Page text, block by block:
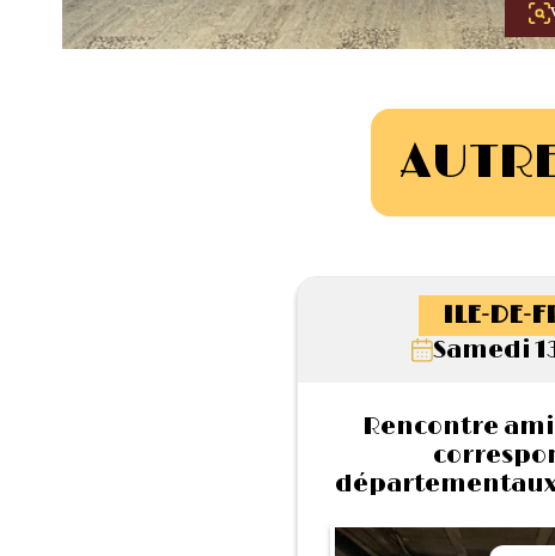
ILE-DE-
Samedi
Rencontre
départementaux